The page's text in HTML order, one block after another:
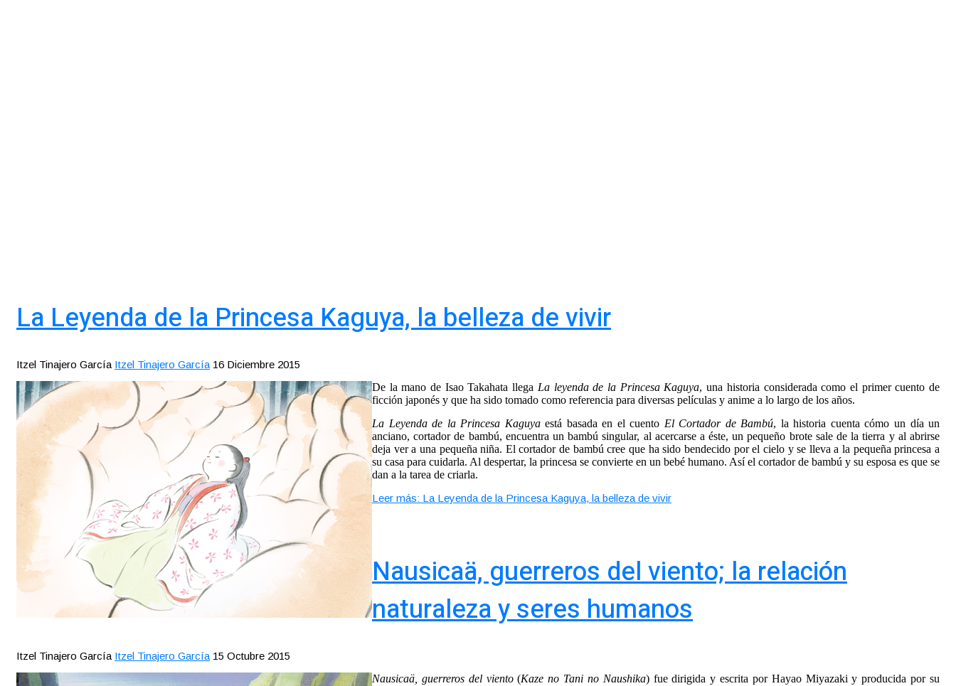
La Leyenda de la Princesa Kaguya, la belleza de vivir
Itzel Tinajero García Itzel Tinajero García 16 Diciembre 2015
De la mano de Isao Takahata llega La leyenda de la Princesa Kaguya, una historia considerada como el primer cuento de
ficción japonés y que ha sido tomado como referencia para diversas películas y anime a lo largo de los años.
La Leyenda de la Princesa Kaguyaestá basada en el cuento El Cortador de Bambú, la historia cuenta cómo un día un
anciano, cortador de bambú, encuentra un bambú singular, al acercarse a éste, un pequeño brote sale de la tierra y al abrirse
deja ver a una pequeña niña. El cortador de bambú cree que ha sido bendecido por el cielo y se lleva a la pequeña princesa a
su casa para cuidarla. Al despertar, la princesa se convierte en un bebé humano. Así el cortador de bambú y su esposa es que se
dan a la tarea de criarla.
Leer más: La Leyenda de la Princesa Kaguya, la belleza de vivir
Nausicaä, guerreros del viento; la relación
naturaleza y seres humanos
Itzel Tinajero García Itzel Tinajero García 15 Octubre 2015
Nausicaä, guerreros del viento(Kaze no Tani no Naushika) fue dirigida y escrita por Hayao Miyazaki y producida por su